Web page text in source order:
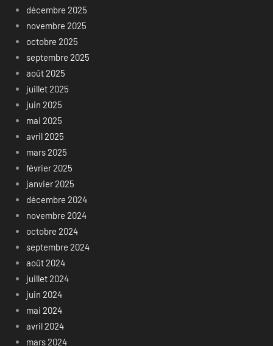
décembre 2025
novembre 2025
octobre 2025
septembre 2025
août 2025
juillet 2025
juin 2025
mai 2025
avril 2025
mars 2025
février 2025
janvier 2025
décembre 2024
novembre 2024
octobre 2024
septembre 2024
août 2024
juillet 2024
juin 2024
mai 2024
avril 2024
mars 2024